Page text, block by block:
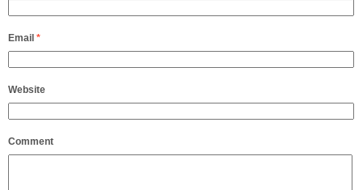
Email *
Website
Comment